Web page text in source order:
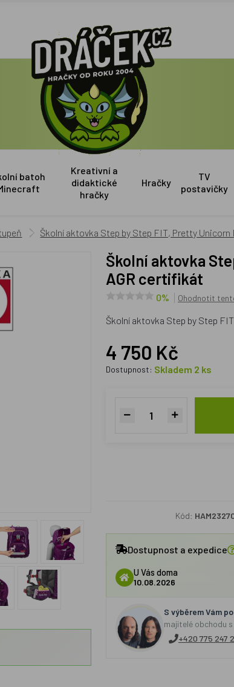
batoh
Kreativní a
didaktické
hračky
Hračky
TV
postavičky
Školní aktovka Step by Step FIT, Pretty
Školní aktovka Step by Step FIT, Pretty Unicorn Nuala,
AGR certifikát
0% Ohodnotit
Školní aktovka Step by Step
4 750 Kč
Dostupnost: Skladem 2 ks
Kód:
Dostupnost a expedice
U Vás doma
10.08.2026
S výběrem Vám
majitelé obchodu
+420 775 247